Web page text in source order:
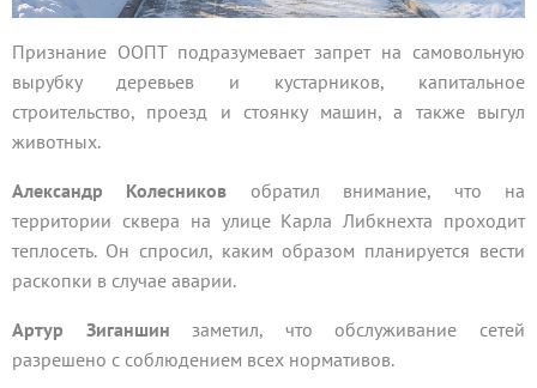
Признание ООПТ подразумевает запрет на самовольную
вырубку деревьев и кустарников, капитальное
строительство, проезд и стоянку машин, а также выгул
животных.
Александр Колесников обратил внимание, что на
территории сквера на улице Карла Либкнехта проходит
теплосеть. Он спросил, каким образом планируется вести
раскопки в случае аварии.
Артур Зиганшин заметил, что обслуживание сетей
разрешено с соблюдением всех нормативов.